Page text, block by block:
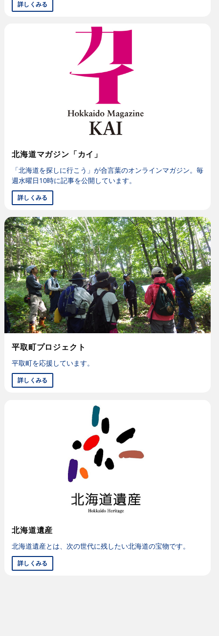
詳しくみる
北海道マガジン「カイ」
「北海道を探しに行こう」が合言葉のオンラインマガジン。毎
週水曜日10時に記事を公開しています。
詳しくみる
平取町プロジェクト
平取町を応援しています。
詳しくみる
北海道遺産
北海道遺産とは、次の世代に残したい北海道の宝物です。
詳しくみる